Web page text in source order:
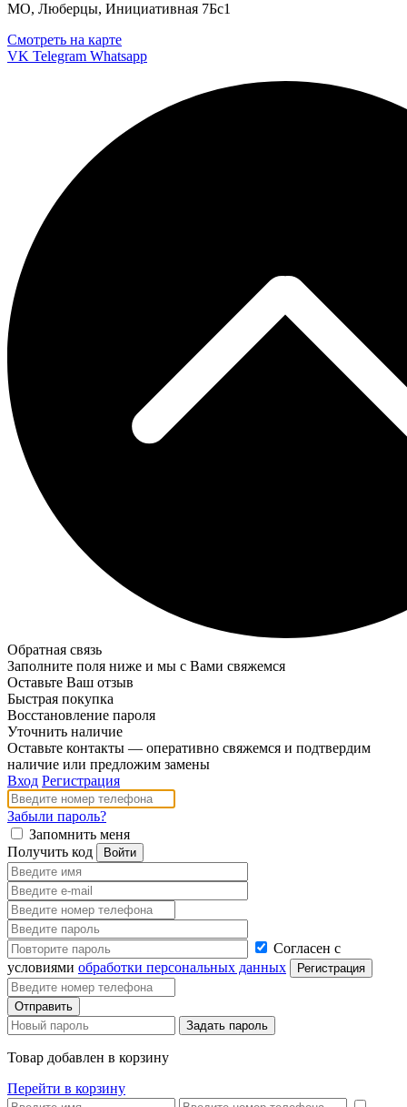
МО, Люберцы, Инициативная 7Бс1
Смотреть на карте
VK Telegram Whatsapp
Обратная связь
Заполните поля ниже и мы с Вами свяжемся
Оставьте Ваш отзыв
Быстрая покупка
Восстановление пароля
Уточнить наличие
Оставьте контакты — оперативно свяжемся и подтвердим
наличие или предложим замены
Вход Регистрация
Забыли пароль?
Запомнить меня
Получить код
Согласен с
условиями обработки персональных данных
Товар добавлен в корзину
Перейти в корзину